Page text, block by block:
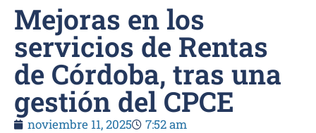
Mejoras en los
servicios de Rentas
de Córdoba, tras una
gestión del CPCE
noviembre 11, 2025
7:52 am